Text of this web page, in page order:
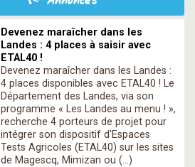
Devenez maraîcher dans les
Landes : 4 places à saisir avec
ETAL40 !
Devenez maraîcher dans les Landes :
4 places disponibles avec ETAL40 ! Le
Département des Landes, via son
programme « Les Landes au menu ! »,
recherche 4 porteurs de projet pour
intégrer son dispositif d'Espaces
Tests Agricoles (ETAL40) sur les sites
de Magescq, Mimizan ou (…)